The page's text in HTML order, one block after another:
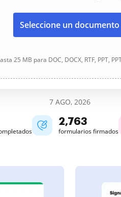
Seleccione un documento
25 MB para DOC, DOCX, RTF, PPT,
7 AGO, 2026
2,763
formularios firmados